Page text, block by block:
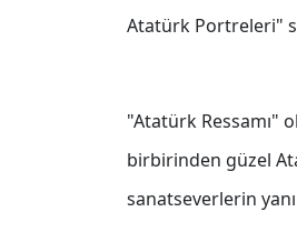
Atatürk Portreleri"
"Atatürk Ressamı"
birbirinden güzel
sanatseverlerin